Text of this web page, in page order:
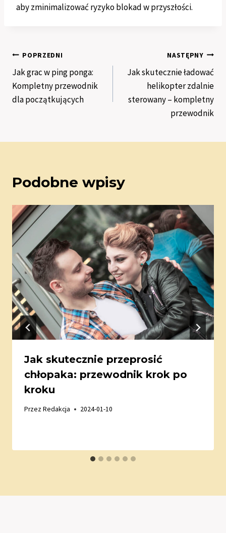
aby zminimalizować ryzyko blokad w przyszłości.
Nawigacja
wpisu
POPRZEDNI
Jak grac w ping ponga:
Kompletny przewodnik
dla początkujących
NASTĘPNY
Jak skutecznie ładować
helikopter zdalnie
sterowany – kompletny
przewodnik
Podobne wpisy
Jak skutecznie przeprosić
chłopaka: przewodnik krok po
kroku
PrzezRedakcja 2024-01-10